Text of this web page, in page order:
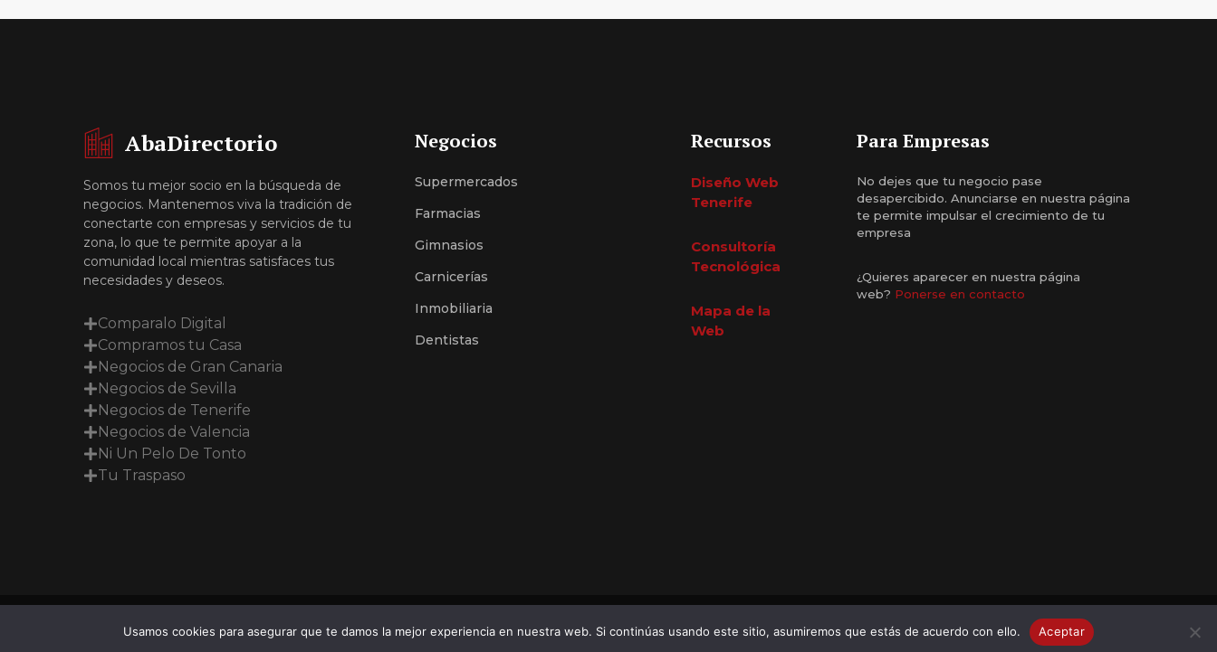
AbaDirectorio
Somos tu mejor socio en la búsqueda de
negocios. Mantenemos viva la tradición de
conectarte con empresas y servicios de tu
zona, lo que te permite apoyar a la
comunidad local mientras satisfaces tus
necesidades y deseos.
Comparalo Digital
Compramos tu Casa
Negocios de Gran Canaria
Negocios de Sevilla
Negocios de Tenerife
Negocios de Valencia
Ni Un Pelo De Tonto
Tu Traspaso
Negocios
Supermercados
Farmacias
Gimnasios
Carnicerías
Inmobiliaria
Dentistas
Recursos
Diseño Web
Tenerife
Consultoría
Tecnológica
Mapa de la
Web
Para Empresas
No dejes que tu negocio pase
desapercibido. Anunciarse en nuestra página
te permite impulsar el crecimiento de tu
empresa
¿Quieres aparecer en nuestra página
web? Ponerse en contacto
2026 © AbaDirectorio •Diseño Web Tenerife
Usamos cookies para asegurar que te damos la mejor experiencia en nuestra web. Si continúas usando este sitio, asumiremos que estás de acuerdo con ello. Aceptar